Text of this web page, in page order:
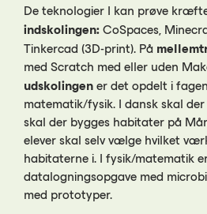
De teknologier I kan prøve
indskolingen:CoSpaces,
Tinkercad (3D-print). På
med Scratch med eller uden
udskolingener det opdelt i
matematik/fysik. I dansk skal
skal der bygges habitater på
elever skal selv vælge hvilket
habitaterne i. I fysik/matematik
datalogningsopgave med
med prototyper.